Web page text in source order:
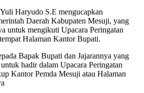
Haryudo S.E mengucapkan
Daerah Kabupaten Mesuji, yang
untuk mengikuti Upacara Peringatan
Halaman Kantor Bupati.
Bapak Bupati dan Jajarannya yang
hadir dalam Upacara Peringatan
Kantor Pemda Mesuji atau Halaman